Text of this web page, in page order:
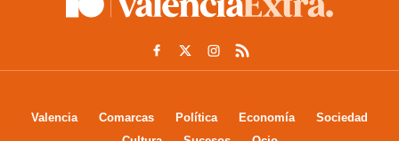
Valencia Comarcas Política Economía
Sociedad